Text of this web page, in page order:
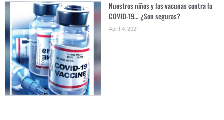
Nuestros niños y las vacunas contra la
COVID-19… ¿Son seguras?
April 4, 2021